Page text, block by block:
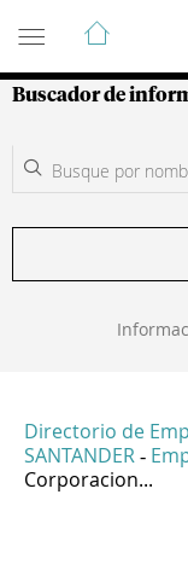
Guía de
Buscador de
Directorio de
SANTANDER -
Corporacion...